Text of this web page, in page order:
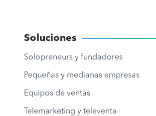
Soluciones
Solopreneurs y fundadores
Pequeñas y medianas empresas
Equipos de ventas
Telemarketing y televenta